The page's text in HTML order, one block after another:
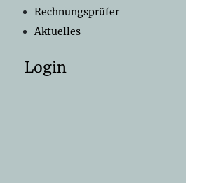
Rechnungsprüfer
Aktuelles
Login